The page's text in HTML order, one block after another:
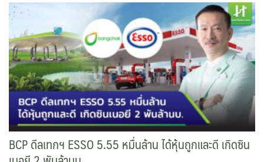
BCP ดีลเทกฯ ESSO 5.55 หมื่นล้าน ได้หุ้นถูกและดี เกิดซิน